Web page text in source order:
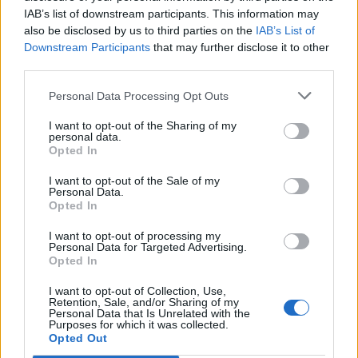
IAB’s list of downstream participants. This information may
also be disclosed by us to third parties on the IAB’s List of
Downstream Participants that may further disclose it to other
Personal Data Processing Opt Outs
I want to opt-out of the Sharing of my
personal data.
Opted In
I want to opt-out of the Sale of my
Personal Data.
Opted In
I want to opt-out of processing my
Personal Data for Targeted Advertising.
Opted In
I want to opt-out of Collection, Use,
Retention, Sale, and/or Sharing of my
Personal Data that Is Unrelated with the
Purposes for which it was collected.
Opted Out
Edellinen artikkeli
Antti Pennanen mylläsi
kentällisiä – tässä Leijonien
kokoonpano Latvia-otteluun
Seuraava artikkeli
Leijonat murskasi Latvian
LIITTYVÄT ARTIKKELIT
MM-kullasta käytiin armoton vääntö –
Leijonat voitti maailmanmestaruuden
jatkoajalla
Tässä Leijonien kentälliset MM-finaaliin!